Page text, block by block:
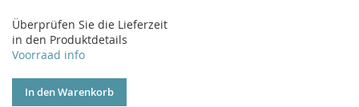
Überprüfen Sie die Lieferzeit
in den Produktdetails
Voorraad info
In den Warenkorb